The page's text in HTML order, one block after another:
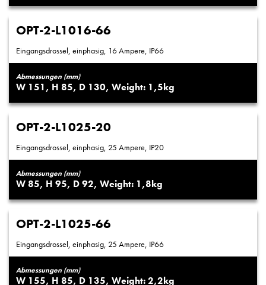
OPT-2-L1016-66
Eingangsdrossel, einphasig, 16 Ampere, IP66
Abmessungen (mm)
151 85 130 1,5
OPT-2-L1025-20
Eingangsdrossel, einphasig, 25 Ampere, IP20
Abmessungen (mm)
85 95 92 1,8
OPT-2-L1025-66
Eingangsdrossel, einphasig, 25 Ampere, IP66
Abmessungen (mm)
155 85 135 2,2